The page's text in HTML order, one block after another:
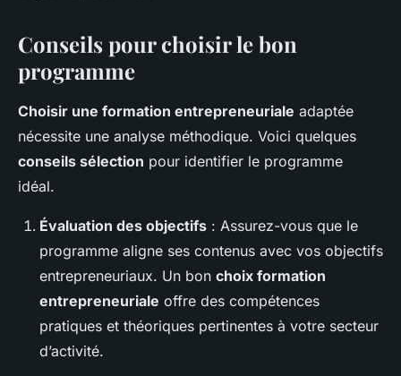
Conseils pour choisir le bon
programme
Choisir une formation entrepreneuriale adaptée
nécessite une analyse méthodique. Voici quelques
conseils sélection pour identifier le programme
idéal.
Évaluation des objectifs : Assurez-vous que le
programme aligne ses contenus avec vos objectifs
entrepreneuriaux. Un bon choix formation
entrepreneuriale offre des compétences
pratiques et théoriques pertinentes à votre secteur
d’activité.